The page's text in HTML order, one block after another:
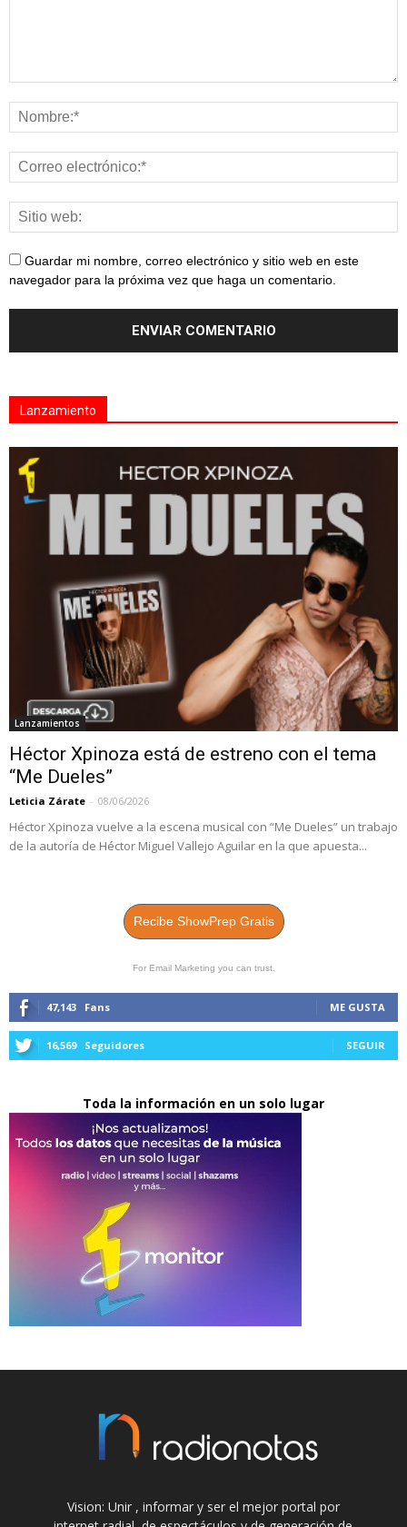
Guardar mi nombre, correo electrónico y sitio web en este
navegador para la próxima vez que haga un comentario.
Lanzamiento
Lanzamientos
Héctor Xpinoza está de estreno con el tema
“Me Dueles”
Leticia Zárate - 08/06/2026
Héctor Xpinoza vuelve a la escena musical con “Me Dueles” un trabajo
de la autoría de Héctor Miguel Vallejo Aguilar en la que apuesta...
Recibe ShowPrep Gratis
For Email Marketing you can trust.
47,143 Fans ME GUSTA
16,569 Seguidores SEGUIR
Toda la información en un solo lugar
Vision: Unir , informar y ser el mejor portal por